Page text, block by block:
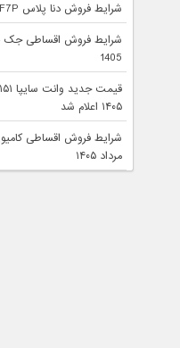
شرایط فروش دنا پلاس EF7P در مرداد 1405 اعلام شد
1405
۱۴۰۵ اعلام شد
مرداد ۱۴۰۵